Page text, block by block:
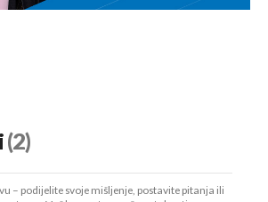
(2)
– podijelite svoje mišljenje, postavite pitanja ili